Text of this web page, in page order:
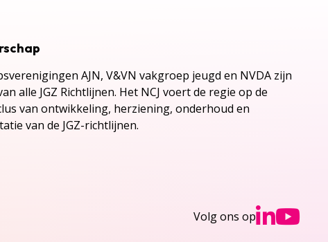
AJN, V&VN vakgroep jeugd en NVDA zijn
alle JGZ Richtlijnen. Het NCJ voert de regie op de
van ontwikkeling, herziening, onderhoud en
van de JGZ-richtlijnen.
Volg ons op Ga